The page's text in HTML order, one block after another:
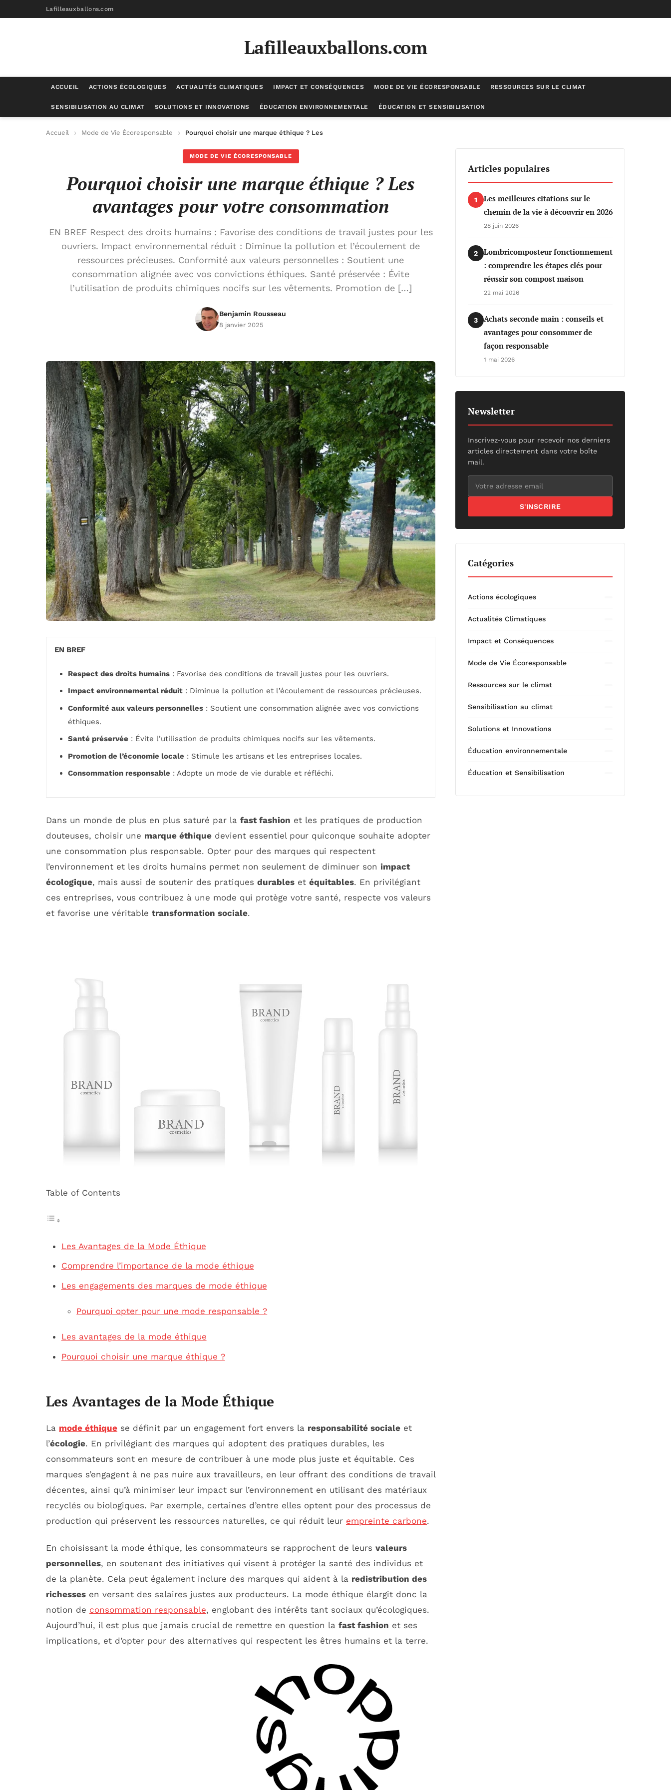
Lafilleauxballons.com
Lafilleauxballons.com
ACCUEIL ACTIONS ÉCOLOGIQUES ACTUALITÉS CLIMATIQUES IMPACT ET CONSÉQUENCES MODE DE VIE ÉCORESPONSABLE RESSOURCES SUR LE CLIMAT
SENSIBILISATION AU CLIMAT SOLUTIONS ET INNOVATIONS ÉDUCATION ENVIRONNEMENTALE ÉDUCATION ET SENSIBILISATION
Accueil Mode de Vie Écoresponsable Pourquoi choisir une marque éthique ? Les avantages pour votre consommation
MODE DE VIE ÉCORESPONSABLE
Pourquoi choisir une marque éthique ? Les
avantages pour votre consommation
EN BREF Respect des droits humains : Favorise des conditions de travail justes pour les
ouvriers. Impact environnemental réduit : Diminue la pollution et l’écoulement de
ressources précieuses. Conformité aux valeurs personnelles : Soutient une
consommation alignée avec vos convictions éthiques. Santé préservée : Évite
l’utilisation de produits chimiques nocifs sur les vêtements. Promotion de […]
Benjamin Rousseau
8 janvier 2025
EN BREF
Respect des droits humains : Favorise des conditions de travail justes pour les ouvriers.
Impact environnemental réduit : Diminue la pollution et l’écoulement de ressources précieuses.
Conformité aux valeurs personnelles : Soutient une consommation alignée avec vos convictions
éthiques.
Santé préservée : Évite l’utilisation de produits chimiques nocifs sur les vêtements.
Promotion de l’économie locale : Stimule les artisans et les entreprises locales.
Consommation responsable : Adopte un mode de vie durable et réfléchi.
Dans un monde de plus en plus saturé par la fast fashion et les pratiques de production
douteuses, choisir une marque éthique devient essentiel pour quiconque souhaite adopter
une consommation plus responsable. Opter pour des marques qui respectent
l’environnement et les droits humains permet non seulement de diminuer son impact
écologique, mais aussi de soutenir des pratiques durables et équitables. En privilégiant
ces entreprises, vous contribuez à une mode qui protège votre santé, respecte vos valeurs
et favorise une véritable transformation sociale.
Table of Contents
Les Avantages de la Mode Éthique
Comprendre l’importance de la mode éthique
Les engagements des marques de mode éthique
Pourquoi opter pour une mode responsable ?
Les avantages de la mode éthique
Pourquoi choisir une marque éthique ?
Les Avantages de la Mode Éthique
La mode éthique se définit par un engagement fort envers la responsabilité sociale et
l’écologie. En privilégiant des marques qui adoptent des pratiques durables, les
consommateurs sont en mesure de contribuer à une mode plus juste et équitable. Ces
marques s’engagent à ne pas nuire aux travailleurs, en leur offrant des conditions de travail
décentes, ainsi qu’à minimiser leur impact sur l’environnement en utilisant des matériaux
recyclés ou biologiques. Par exemple, certaines d’entre elles optent pour des processus de
production qui préservent les ressources naturelles, ce qui réduit leur empreinte carbone.
En choisissant la mode éthique, les consommateurs se rapprochent de leurs valeurs
personnelles, en soutenant des initiatives qui visent à protéger la santé des individus et
de la planète. Cela peut également inclure des marques qui aident à la redistribution des
richesses en versant des salaires justes aux producteurs. La mode éthique élargit donc la
notion de consommation responsable, englobant des intérêts tant sociaux qu’écologiques.
Aujourd’hui, il est plus que jamais crucial de remettre en question la fast fashion et ses
implications, et d’opter pour des alternatives qui respectent les êtres humains et la terre.
Articles populaires
1
Les meilleures citations sur le
chemin de la vie à découvrir en 2026
28 juin 2026
2
Lombricomposteur fonctionnement
: comprendre les étapes clés pour
réussir son compost maison
22 mai 2026
3
Achats seconde main : conseils et
avantages pour consommer de
façon responsable
1 mai 2026
Newsletter
Inscrivez-vous pour recevoir nos derniers
articles directement dans votre boîte
mail.
S'INSCRIRE
Catégories
Actions écologiques
Actualités Climatiques
Impact et Conséquences
Mode de Vie Écoresponsable
Ressources sur le climat
Sensibilisation au climat
Solutions et Innovations
Éducation environnementale
Éducation et Sensibilisation